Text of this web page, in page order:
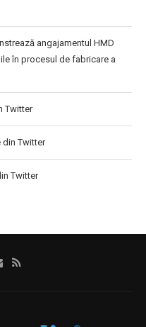
angajamentul HMD
în procesul de fabricare a
Twitter
din Twitter
Twitter